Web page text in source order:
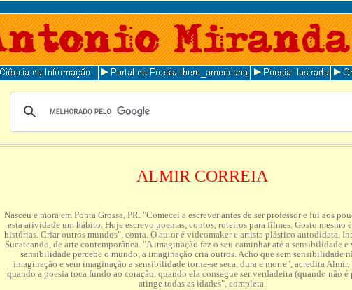
ALMIR CORREIA
Nasceu e mora em Ponta Grossa, PR. "Comecei a escrever antes de ser professor e fui aos
esta atividade um hábito. Hoje escrevo poemas, contos, roteiros para filmes. Gosto mesmo
histórias. Criar outros mundos", conta. O autor é videomaker e artista plástico autodidata.
Sucateando, de arte contemporânea. "A imaginação faz o seu caminhar até a sensibilidade e
sensibilidade percebe o mundo, a imaginação cria outros. Acho que sem sensibilidade
imaginação e sem imaginação a sensibilidade torna-se seca, dura e morre", acredita
quando a poesia toca fundo ao coração, quando ela consegue ser verdadeira (quando não é
atinge todas as idades", completa.